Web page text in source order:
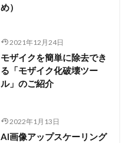
め）
2021年12月24日
モザイクを簡単に除去でき
る「モザイク化破壊ツー
ル」のご紹介
2022年1月13日
AI画像アップスケーリング